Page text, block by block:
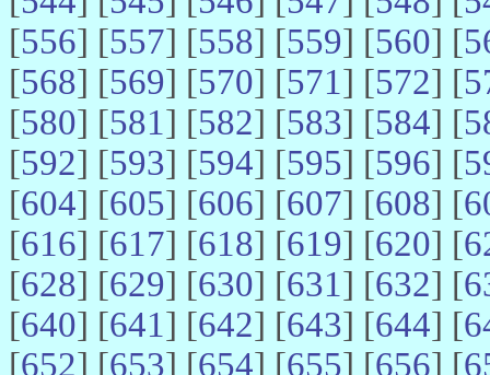
[556] [557] [558] [559] [560] [
[568] [569] [570] [571] [572] [
[580] [581] [582] [583] [584] [
[592] [593] [594] [595] [596] [
[604] [605] [606] [607] [608] [
[616] [617] [618] [619] [620] [
[628] [629] [630] [631] [632] [
[640] [641] [642] [643] [644] [
[652] [653] [654] [655] [656] [